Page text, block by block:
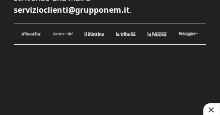
servizioclienti@grupponem.it.